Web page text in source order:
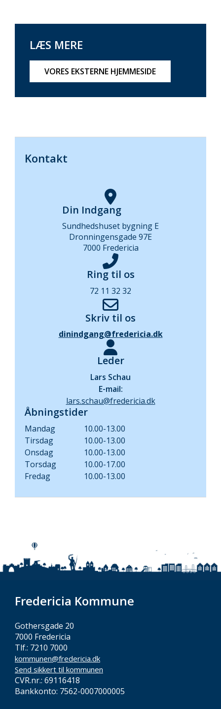
LÆS MERE
VORES EKSTERNE HJEMMESIDE
Kontakt
Din Indgang
Sundhedshuset bygning E
Dronningensgade 97E
7000 Fredericia
Ring til os
72 11 32 32
Skriv til os
dinindgang@fredericia.dk
Leder
Lars Schau
E-mail:
lars.schau@fredericia.dk
Åbningstider
Mandag
10.00-13.00
Tirsdag
10.00-13.00
Onsdag
10.00-13.00
Torsdag
10.00-17.00
Fredag
10.00-13.00
Fredericia Kommune
Gothersgade 20
7000 Fredericia
Tlf.: 7210 7000
kommunen@fredericia.dk
Send sikkert til kommunen
CVR.nr.: 69116418
Bankkonto: 7562-0007000005